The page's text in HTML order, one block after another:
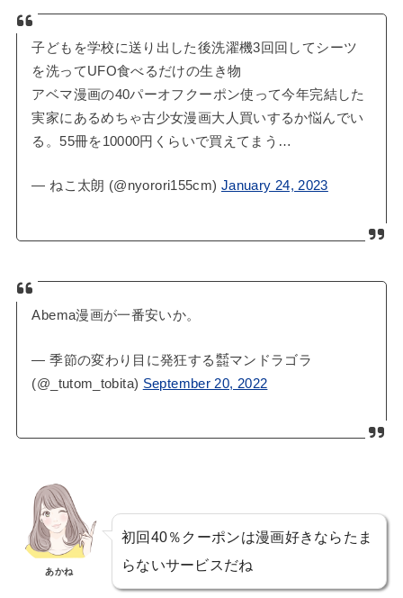
子どもを学校に送り出した後洗濯機3回回してシーツ
を洗ってUFO食べるだけの生き物
アベマ漫画の40パーオフクーポン使って今年完結した
実家にあるめちゃ古少女漫画大人買いするか悩んでい
る。55冊を10000円くらいで買えてまう…
— ねこ太朗 (@nyorori155cm) January 24, 2023
Abema漫画が一番安いか。
— 季節の変わり目に発狂する㍿マンドラゴラ
(@_tutom_tobita) September 20, 2022
あかね
初回40％クーポンは漫画好きならたま
らないサービスだね